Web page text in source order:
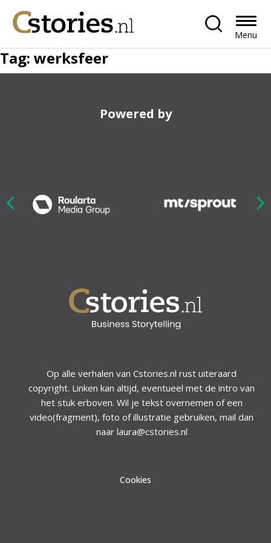
Menu
Tag: werksfeer
Powered by
Op alle verhalen van Cstories.nl rust uiteraard
copyright. Linken kan altijd, eventueel met de intro van
het stuk erboven. Wil je tekst overnemen of een
video(fragment), foto of illustratie gebruiken, mail dan
naar laura@cstories.nl
Cookies